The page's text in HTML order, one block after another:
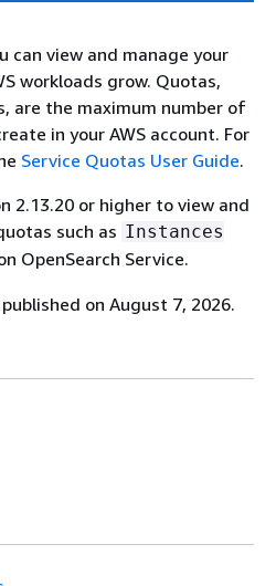
can view and manage your
workloads grow. Quotas,
are the maximum number of
in your AWS account. For
Service Quotas User Guide.
2.13.20 or higher to view and
such as Instances
OpenSearch Service.
on August 7, 2026.